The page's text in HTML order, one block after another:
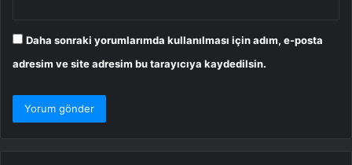
Daha sonraki yorumlarımda kullanılması için adım, e-posta
adresim ve site adresim bu tarayıcıya kaydedilsin.